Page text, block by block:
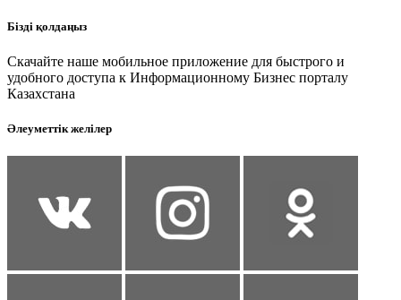
Бізді қолдаңыз
Скачайте наше мобильное приложение для быстрого и
удобного доступа к Информационному Бизнес порталу
Казахстана
Әлеуметтік желілер